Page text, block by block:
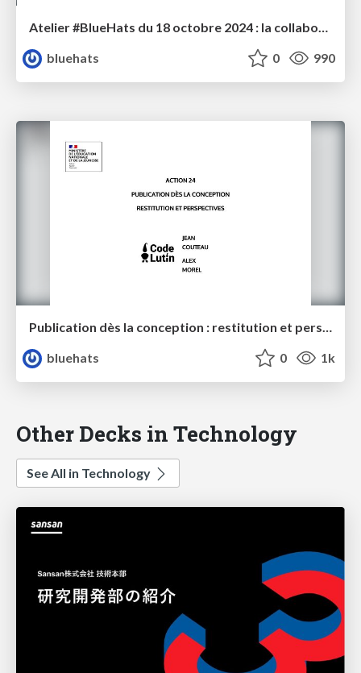
Atelier #BlueHats du 18 octobre 2024 : la collaboration MENJS / Code Lutin
bluehats
0 990
Publication dès la conception : restitution et perspectives - MENJ / Code Lutin
bluehats
0 1k
Other Decks in Technology
See All in Technology